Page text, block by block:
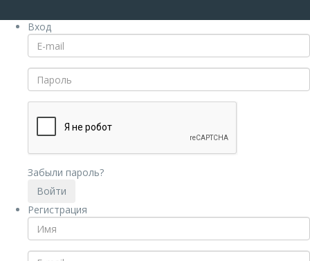
Вход
Забыли пароль?
Регистрация